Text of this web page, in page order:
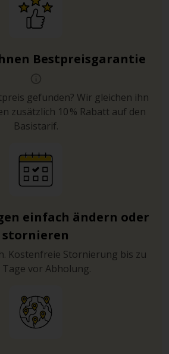
Bestpreisgarantie
gefunden? Wir gleichen ihn
zusätzlich 10 % Rabatt auf den
Basistarif.
einfach ändern oder
stornieren
Kostenfreie Stornierung bis zu
Tage vor Abholung.